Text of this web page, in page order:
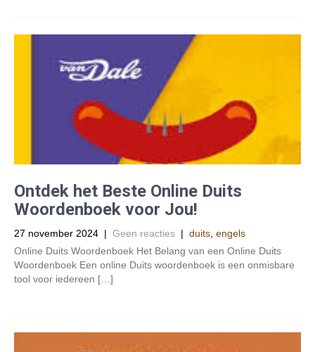
Ontdek het Beste Online Duits
Woordenboek voor Jou!
27 november 2024 | Geen reacties | duits engels
Online Duits Woordenboek Het Belang van een Online Duits
Woordenboek Een online Duits woordenboek is een onmisbare
tool voor iedereen […]